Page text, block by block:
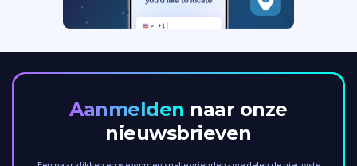
Aanmelden naar onze
nieuwsbrieven